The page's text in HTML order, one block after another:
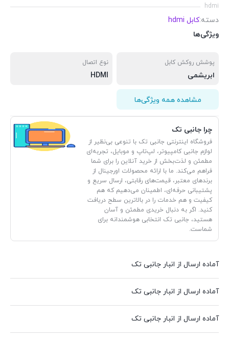
hdmi
دسته:کابل hdmi
ویژگی‌ها
پوشش روکش کابل
ابریشمی
نوع اتصال
HDMI
مشاهده همه ویژگی‌ها
چرا جانبی تک
فروشگاه اینترنتی جانبی تک با تنوعی بی‌نظیر از
لوازم جانبی کامپیوتر، لپ‌تاپ و موبایل، تجربه‌ای
مطمئن و لذت‌بخش از خرید آنلاین را برای شما
فراهم می‌کند. ما با ارائه محصولات اورجینال از
برندهای معتبر، قیمت‌های رقابتی، ارسال سریع و
پشتیبانی حرفه‌ای، اطمینان می‌دهیم که هم
کیفیت و هم خدمات را در بالاترین سطح دریافت
کنید. اگر به دنبال خریدی مطمئن و آسان
هستید، جانبی تک انتخابی هوشمندانه برای
شماست.
آماده ارسال از انبار جانبی تک
آماده ارسال از انبار جانبی تک
آماده ارسال از انبار جانبی تک